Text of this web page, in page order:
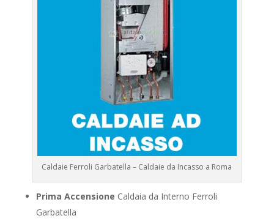
Caldaie Ferroli Garbatella – Caldaie da Incasso a Roma
Prima Accensione Caldaia da Interno Ferroli
Garbatella